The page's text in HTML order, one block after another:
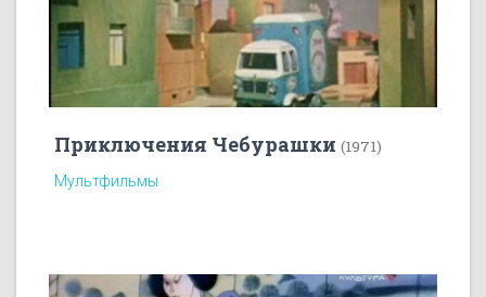
Приключения Чебурашки (1971)
Мультфильмы